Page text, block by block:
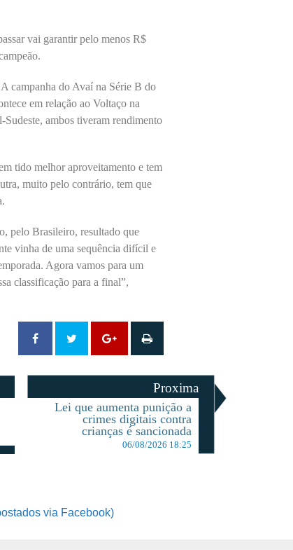
vai garantir pelo menos R$
campanha do Avaí na Série B do
em relação ao Voltaço na
ambos tiveram rendimento
tido melhor aproveitamento e tem
muito pelo contrário, tem que
pelo Brasileiro, resultado que
vinha de uma sequência difícil e
Agora vamos para um
classificação para a final”,
Proxima
Lei que aumenta punição a
crimes digitais contra
crianças é sancionada
06/08/2026 18:25
via Facebook)